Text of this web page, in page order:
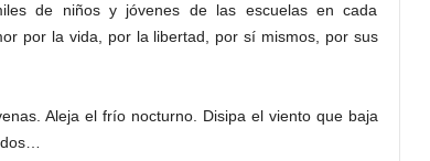
de niños y jóvenes de las escuelas en cada
por la vida, por la libertad, por sí mismos, por sus
Aleja el frío nocturno. Disipa el viento que baja